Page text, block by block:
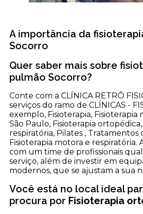
A importância da
Socorro
Quer saber mais sobre
pulmão Socorro?
Conte com a CLÍNICA RETRÔ
serviços do ramo de CLÍNICAS -
exemplo, Fisioterapia,
São Paulo, Fisioterapia
respiratória, Pilates , Tratamentos
Fisioterapia motora e respiratória.
com um time de profissionais
serviço, além de investir em
modernos, que se ajustam a sua
Você está no local ideal
procura por Fisioterapia